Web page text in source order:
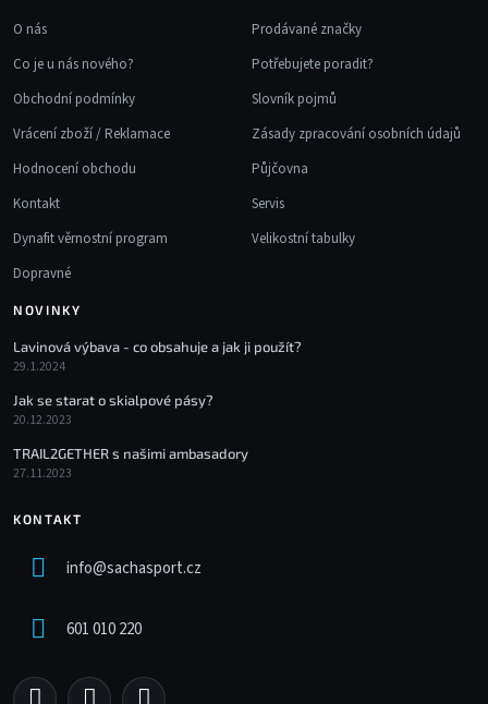
p
s
u
O nás
Co je u nás nového?
Obchodní podmínky
Vrácení zboží / Reklamace
Hodnocení obchodu
Kontakt
Dynafit věrnostní program
Dopravné
Prodávané značky
Potřebujete poradit?
Slovník pojmů
Zásady zpracování osobních údajů
Půjčovna
Servis
Velikostní tabulky
NOVINKY
Lavinová výbava - co obsahuje a jak ji použít?
29.1.2024
Jak se starat o skialpové pásy?
20.12.2023
TRAIL2GETHER s našimi ambasadory
27.11.2023
KONTAKT
info@sachasport.cz
601 010 220